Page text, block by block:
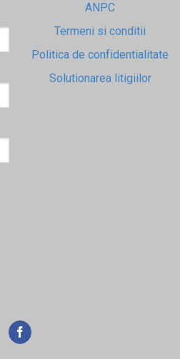
ANPC
Termeni si conditii
Politica de confidentialitate
Solutionarea litigiilor